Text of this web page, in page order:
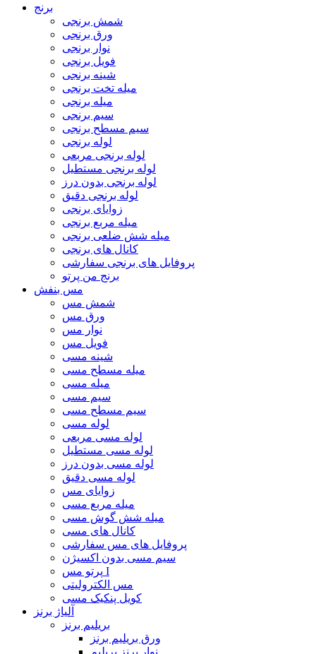
برنج
شمش برنجی
ورق برنجی
نوار برنجی
فویل برنجی
شینه برنجی
میله تخت برنجی
میله برنجی
سیم برنجی
سیم مسطح برنجی
لوله برنجی
لوله برنجی مربعی
لوله برنجی مستطیل
لوله برنجی بدون درز
لوله برنجی دقیق
زوایای برنجی
میله مربع برنجی
میله شش ضلعی برنجی
کانال های برنجی
پروفایل های برنجی سفارشی
برنج من پرتو
مس بنفش
شمش مس
ورق مس
نوار مس
فویل مس
شینه مسی
میله مسطح مسی
میله مسی
سیم مسی
سیم مسطح مسی
لوله مسی
لوله مسی مربعی
لوله مسی مستطیل
لوله مسی بدون درز
لوله مسی دقیق
زوایای مس
میله مربع مسی
میله شش گوش مسی
کانال های مسی
پروفایل های مس سفارشی
سیم مسی بدون اکسیژن
پرتو مس I
مس الکترولیتی
کویل پنکیک مسی
آلیاژ برنز
بریلیم برنز
ورق بریلیم برنز
نوار برنز بریلیم